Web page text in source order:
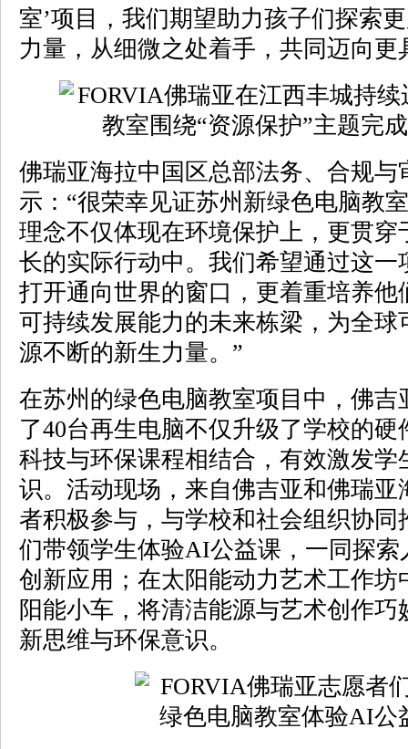
室’项目，我们期望助力孩子们探索
力量，从细微之处着手，共同迈向更
佛瑞亚海拉中国区总部法务、合规与
示：“很荣幸见证苏州新绿色电脑教
理念不仅体现在环境保护上，更贯
长的实际行动中。我们希望通过这
打开通向世界的窗口，更着重培养
可持续发展能力的未来栋梁，为全
源不断的新生力量。”
在苏州的绿色电脑教室项目中，佛
了40台再生电脑不仅升级了学校的
科技与环保课程相结合，有效激发
识。活动现场，来自佛吉亚和佛瑞
者积极参与，与学校和社会组织协
们带领学生体验AI公益课，一同探
创新应用；在太阳能动力艺术工作
阳能小车，将清洁能源与艺术创作
新思维与环保意识。